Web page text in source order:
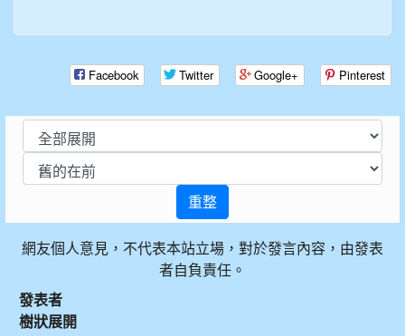
Facebook Twitter Google+ Pinterest
重整
網友個人意見，不代表本站立場，對於發言內容，由發表
者自負責任。
發表者
樹狀展開